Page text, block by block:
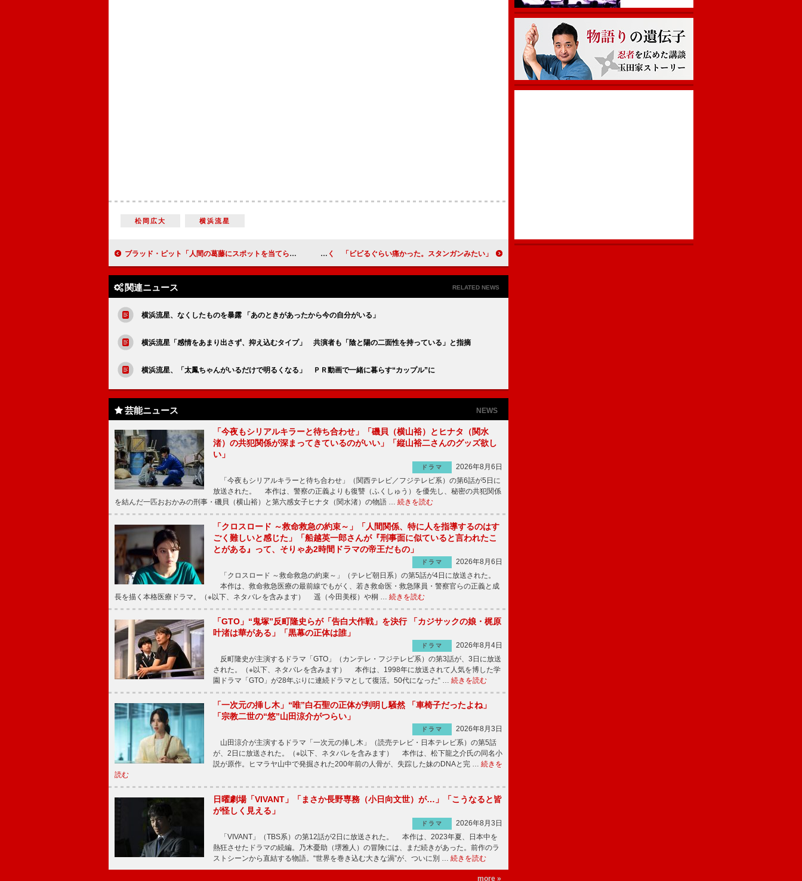
松岡広大 横浜流星
ブラッド・ピット「人間の葛藤にスポットを当てられることが映画の魅力」 「コイの話なら１時間でもできる」 平野紫耀、橋本環奈の指キスに驚く 「ビビるぐらい痛かった。スタンガンみたい」
関連ニュース RELATED NEWS
横浜流星、なくしたものを暴露 「あのときがあったから今の自分がいる」
横浜流星「感情をあまり出さず、抑え込むタイプ」 共演者も「陰と陽の二面性を持っている」と指摘
横浜流星、「太鳳ちゃんがいるだけで明るくなる」 ＰＲ動画で一緒に暮らす“カップル”に
芸能ニュース NEWS
「今夜もシリアルキラーと待ち合わせ」「磯貝（横山裕）とヒナタ（関水
渚）の共犯関係が深まってきているのがいい」「縦山裕二さんのグッズ欲し
い」
ドラマ
2026年8月6日
「今夜もシリアルキラーと待ち合わせ」（関西テレビ／フジテレビ系）の第6話が5日に
放送された。 本作は、警察の正義よりも復讐（ふくしゅう）を優先し、秘密の共犯関係
を結んだ一匹おおかみの刑事・磯貝（横山裕）と第六感女子ヒナタ（関水渚）の物語 … 続きを読む
「クロスロード ～救命救急の約束～」「人間関係、特に人を指導するのはす
ごく難しいと感じた」「船越英一郎さんが『刑事面に似ていると言われたこ
とがある』って、そりゃあ2時間ドラマの帝王だもの」
ドラマ
2026年8月6日
「クロスロード ～救命救急の約束～」（テレビ朝日系）の第5話が4日に放送された。
本作は、救命救急医療の最前線でもがく、若き救命医・救急隊員・警察官らの正義と成
長を描く本格医療ドラマ。（※以下、ネタバレを含みます） 遥（今田美桜）や桐 … 続きを読む
「GTO」“鬼塚”反町隆史らが「告白大作戦」を決行 「カジサックの娘・梶原
叶渚は華がある」「黒幕の正体は誰」
ドラマ
2026年8月4日
反町隆史が主演するドラマ「GTO」（カンテレ・フジテレビ系）の第3話が、3日に放送
された。（※以下、ネタバレを含みます） 本作は、1998年に放送されて人気を博した学
園ドラマ「GTO」が28年ぶりに連続ドラマとして復活。50代になった“ … 続きを読む
「一次元の挿し木」“唯”白石聖の正体が判明し騒然 「車椅子だったよね」
「宗教二世の“悠”山田涼介がつらい」
ドラマ
2026年8月3日
山田涼介が主演するドラマ「一次元の挿し木」（読売テレビ・日本テレビ系）の第5話
が、2日に放送された。（※以下、ネタバレを含みます） 本作は、松下龍之介氏の同名小
説が原作。ヒマラヤ山中で発掘された200年前の人骨が、失踪した妹のDNAと完 … 続きを
読む
日曜劇場「VIVANT」「まさか長野専務（小日向文世）が…」「こうなると皆
が怪しく見える」
ドラマ
2026年8月3日
「VIVANT」（TBS系）の第12話が2日に放送された。 本作は、2023年夏、日本中を
熱狂させたドラマの続編。乃木憂助（堺雅人）の冒険には、まだ続きがあった。前作のラ
ストシーンから直結する物語。“世界を巻き込む大きな渦”が、ついに別 … 続きを読む
more »